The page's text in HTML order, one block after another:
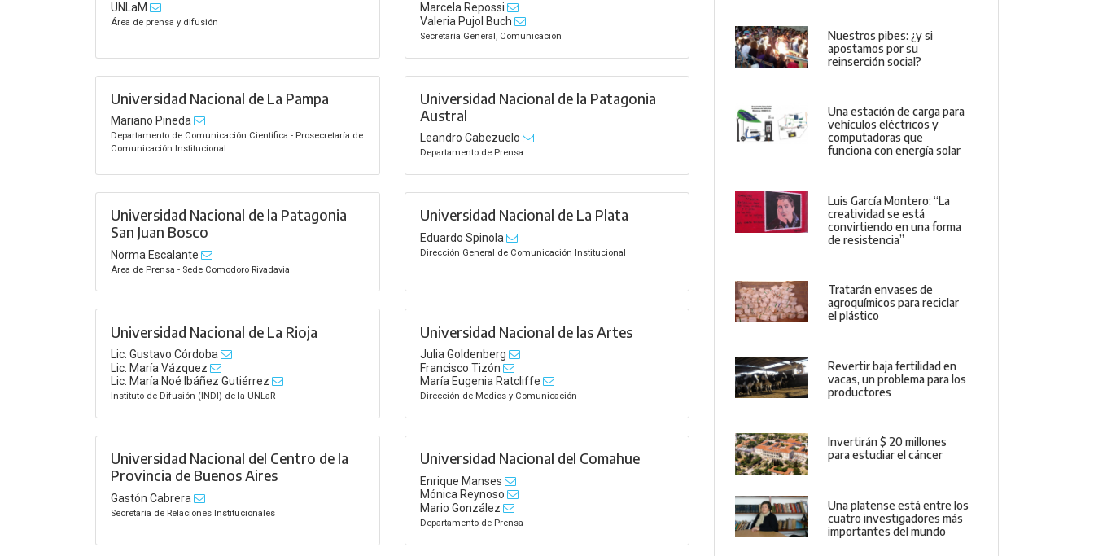
UNLaM
Área de prensa y difusión
Marcela Repossi
Valeria Pujol Buch
Secretaría General, Comunicación
Universidad Nacional de La Pampa
Mariano Pineda
Departamento de Comunicación Científica - Prosecretaría de
Comunicación Institucional
Universidad Nacional de la Patagonia
Austral
Leandro Cabezuelo
Departamento de Prensa
Universidad Nacional de la Patagonia
San Juan Bosco
Norma Escalante
Área de Prensa - Sede Comodoro Rivadavia
Universidad Nacional de La Plata
Eduardo Spinola
Dirección General de Comunicación Institucional
Universidad Nacional de La Rioja
Lic. Gustavo Córdoba
Lic. María Vázquez
Lic. María Noé Ibáñez Gutiérrez
Instituto de Difusión (INDI) de la UNLaR
Universidad Nacional de las Artes
Julia Goldenberg
Francisco Tizón
María Eugenia Ratcliffe
Dirección de Medios y Comunicación
Universidad Nacional del Centro de la
Provincia de Buenos Aires
Gastón Cabrera
Secretaría de Relaciones Institucionales
Universidad Nacional del Comahue
Enrique Manses
Mónica Reynoso
Mario González
Departamento de Prensa
Nuestros pibes: ¿y si
apostamos por su
reinserción social?
Una estación de carga para
vehículos eléctricos y
computadoras que
funciona con energía solar
Luis García Montero: “La
creatividad se está
convirtiendo en una forma
de resistencia”
Tratarán envases de
agroquímicos para reciclar
el plástico
Revertir baja fertilidad en
vacas, un problema para los
productores
Invertirán $ 20 millones
para estudiar el cáncer
Una platense está entre los
cuatro investigadores más
importantes del mundo